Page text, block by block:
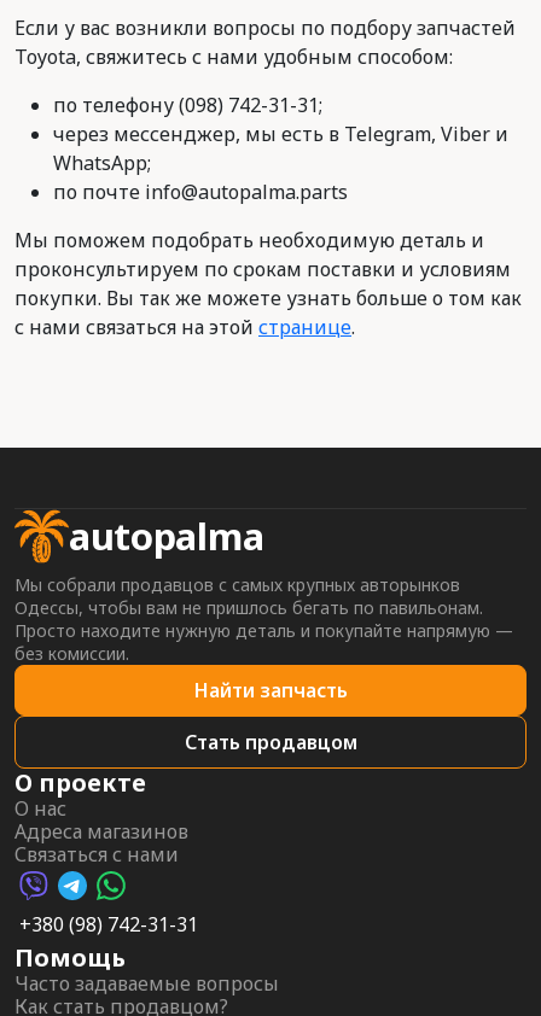
Если у вас возникли вопросы по подбору запчастей
Toyota, свяжитесь с нами удобным способом:
по телефону (098) 742-31-31;
через мессенджер, мы есть в Telegram, Viber и
WhatsApp;
по почте info@autopalma.parts
Мы поможем подобрать необходимую деталь и
проконсультируем по срокам поставки и условиям
покупки. Вы так же можете узнать больше о том как
с нами связаться на этой странице.
autopalma
Мы собрали продавцов с самых крупных авторынков
Одессы, чтобы вам не пришлось бегать по павильонам.
Просто находите нужную деталь и покупайте напрямую —
без комиссии.
Найти запчасть
Стать продавцом
О проекте
О нас
Адреса магазинов
Связаться с нами
Viber AutoPalma
Telegram AutoPalma
WhatsApp AutoPalma
+380 (98) 742-31-31
Помощь
Часто задаваемые вопросы
Как стать продавцом?